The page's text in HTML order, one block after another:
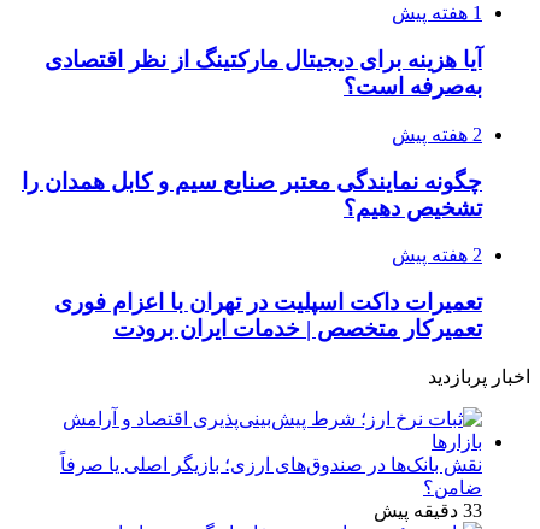
1 هفته پیش
آیا هزینه برای دیجیتال مارکتینگ از نظر اقتصادی
به‌صرفه است؟
2 هفته پیش
چگونه نمایندگی معتبر صنایع سیم و کابل همدان را
تشخیص دهیم؟
2 هفته پیش
تعمیرات داکت اسپلیت در تهران با اعزام فوری
تعمیرکار متخصص | خدمات ایران برودت
اخبار پربازدید
نقش بانک‌ها در صندوق‌های ارزی؛ بازیگر اصلی یا صرفاً
ضامن؟
33 دقیقه پیش